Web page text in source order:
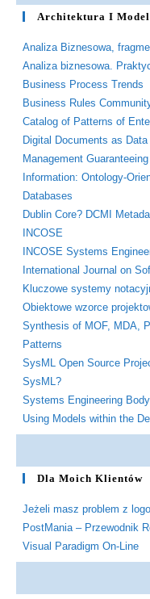
Architektura I
Analiza Biznesowa,
Analiza biznesowa.
Business Process Trends
Business Rules
Catalog of Patterns of
Digital Documents as
Management
Information: Ontology-
Databases
Dublin Core? DCMI
INCOSE
INCOSE Systems
International Journal on
Kluczowe systemy
Obiektowe wzorce
Synthesis of MOF, MDA,
Patterns
SysML Open Source
SysML?
Systems Engineering
Using Models within the
Dla Moich Klientów
Jeżeli masz problem z
PostMania – Przewodnik
Visual Paradigm On-Line